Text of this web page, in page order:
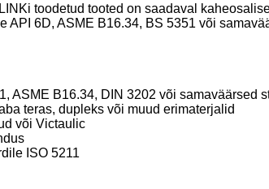
toodetud tooted on saadaval
API 6D, ASME B16.34, BS 5351 või
ASME B16.34, DIN 3202 või samaväärsed
teras, dupleks või muud erimaterjalid
või Victaulic
ISO 5211